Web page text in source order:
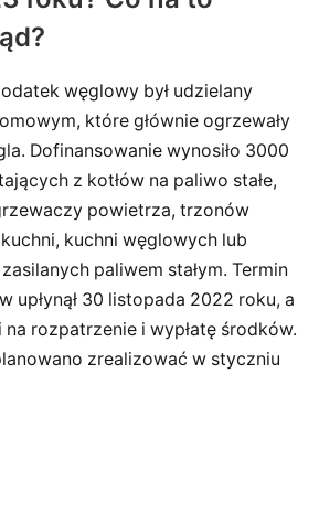
węglowy był udzielany
które głównie ogrzewały
Dofinansowanie wynosiło 3000
z kotłów na paliwo stałe,
powietrza, trzonów
kuchni węglowych lub
paliwem stałym. Termin
upłynął 30 listopada 2022 roku, a
na rozpatrzenie i wypłatę środków.
zrealizować w styczniu